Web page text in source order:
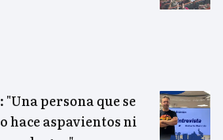
persona que se
hace aspavientos ni